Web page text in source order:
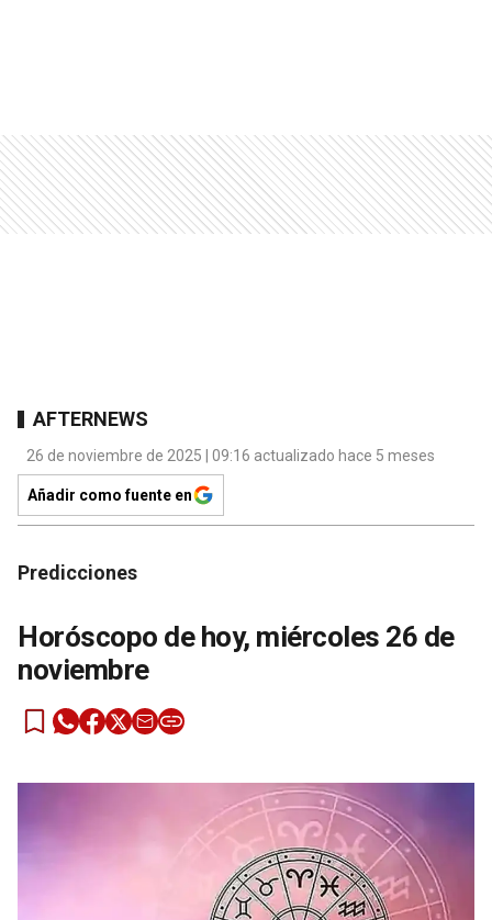
AFTERNEWS
26 de noviembre de 2025 | 09:16 actualizado hace 5 meses
Añadir como fuente en
Predicciones
Horóscopo de hoy, miércoles 26 de
noviembre